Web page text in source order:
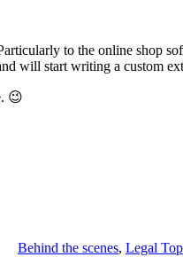
to the online shop
will start writing a custom
😉
Behind the scenes, Legal